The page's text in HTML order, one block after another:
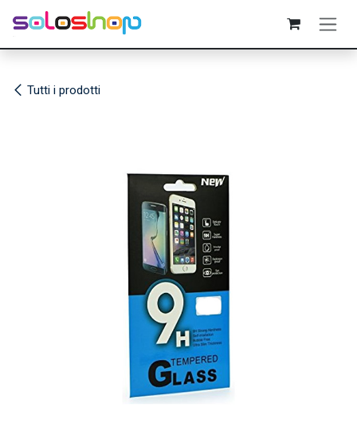
Passa al contenuto
Tutti i prodotti